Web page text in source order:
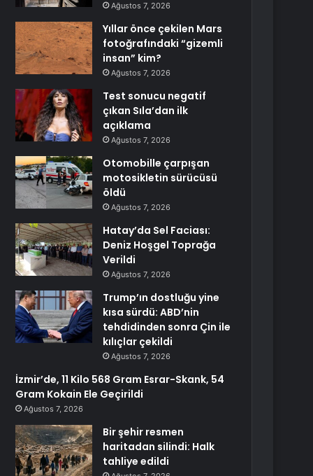
Ağustos 7, 2026
Yıllar önce çekilen Mars
fotoğrafındaki “gizemli
insan” kim?
Ağustos 7, 2026
Test sonucu negatif
çıkan Sıla’dan ilk
açıklama
Ağustos 7, 2026
Otomobille çarpışan
motosikletin sürücüsü
öldü
Ağustos 7, 2026
Hatay’da Sel Faciası:
Deniz Hoşgel Toprağa
Verildi
Ağustos 7, 2026
Trump’ın dostluğu yine
kısa sürdü: ABD’nin
tehdidinden sonra Çin ile
kılıçlar çekildi
Ağustos 7, 2026
İzmir’de, 11 Kilo 568 Gram Esrar-Skank, 54
Gram Kokain Ele Geçirildi
Ağustos 7, 2026
Bir şehir resmen
haritadan silindi: Halk
tahliye edildi